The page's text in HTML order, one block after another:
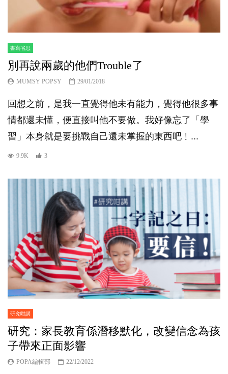
書寫省思
別再說兩歲的他們Trouble了
MUMSY POPSY 29/01/2018
回想之前，是我一直覺得他未有能力，覺得他很多事
情都還未懂，便直接叫他不要做。我好像忘了「學
習」本身就是要挑戰自己還未掌握的東西吧﹗...
9.9K 3
研究咁講
研究：家長教育係潛移默化，改變信念為孩
子帶來正面影響
POPA編輯部 22/12/2022